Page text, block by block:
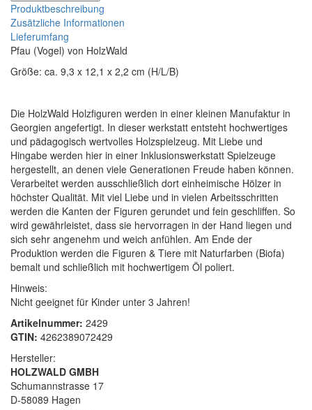
Produktbeschreibung
Zusätzliche Informationen
Lieferumfang
Pfau (Vogel) von HolzWald
Größe: ca. 9,3 x 12,1 x 2,2 cm (H/L/B)
Die HolzWald Holzfiguren werden in einer kleinen Manufaktur in
Georgien angefertigt. In dieser werkstatt entsteht hochwertiges
und pädagogisch wertvolles Holzspielzeug. Mit Liebe und
Hingabe werden hier in einer Inklusionswerkstatt Spielzeuge
hergestellt, an denen viele Generationen Freude haben können.
Verarbeitet werden ausschließlich dort einheimische Hölzer in
höchster Qualität. Mit viel Liebe und in vielen Arbeitsschritten
werden die Kanten der Figuren gerundet und fein geschliffen. So
wird gewährleistet, dass sie hervorragen in der Hand liegen und
sich sehr angenehm und weich anfühlen. Am Ende der
Produktion werden die Figuren & Tiere mit Naturfarben (Biofa)
bemalt und schließlich mit hochwertigem Öl poliert.
Hinweis:
Nicht geeignet für Kinder unter 3 Jahren!
Artikelnummer: 2429
GTIN: 4262389072429
Hersteller:
HOLZWALD GMBH
Schumannstrasse 17
D-58089 Hagen